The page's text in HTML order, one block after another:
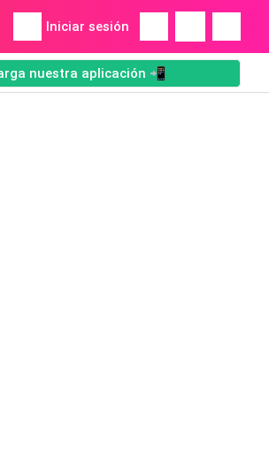
Iniciar sesión
nuestra aplicación 📲